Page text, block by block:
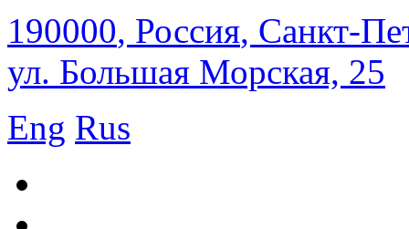
190000, Россия, Санкт-
ул. Большая Морская, 25
Eng Rus